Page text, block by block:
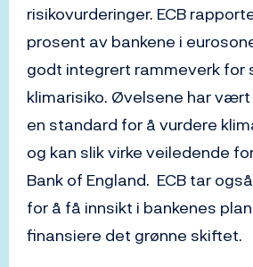
risikovurderinger. ECB
prosent av bankene i
godt integrert rammeverk
klimarisiko. Øvelsene har
en standard for å vurdere
og kan slik virke veiledende
Bank of England. ECB tar
for å få innsikt i bankenes
finansiere det grønne skiftet.